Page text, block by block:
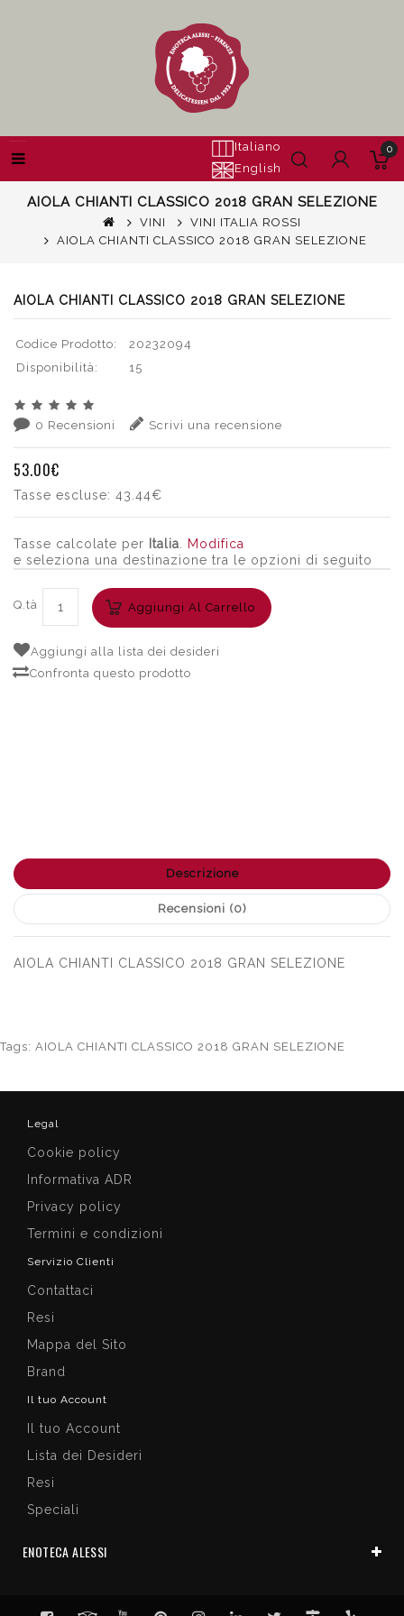
Italiano
English
0
AIOLA CHIANTI CLASSICO 2018 GRAN SELEZIONE
VINI
VINI ITALIA ROSSI
AIOLA CHIANTI CLASSICO 2018 GRAN SELEZIONE
AIOLA CHIANTI CLASSICO 2018 GRAN SELEZIONE
Codice Prodotto:
20232094
Disponibilità:
15
0 Recensioni Scrivi una recensione
53.00€
Tasse escluse: 43.44€
Tasse calcolate per Italia
Modifica
e seleziona una destinazione tra le opzioni di seguito
Q.tà Aggiungi Al Carrello
Aggiungi alla lista dei desideri
Confronta questo prodotto
Descrizione
Recensioni (0)
AIOLA CHIANTI CLASSICO 2018 GRAN SELEZIONE
Tags: AIOLA CHIANTI CLASSICO 2018 GRAN SELEZIONE
Legal
Cookie policy
Informativa ADR
Privacy policy
Termini e condizioni
Servizio Clienti
Contattaci
Resi
Mappa del Sito
Brand
Il tuo Account
Il tuo Account
Lista dei Desideri
Resi
Speciali
ENOTECA ALESSI